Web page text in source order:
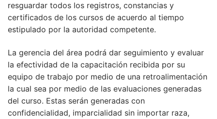
resguardar todos los registros, constancias y
certificados de los cursos de acuerdo al tiempo
estipulado por la autoridad competente.
La gerencia del área podrá dar seguimiento y evaluar
la efectividad de la capacitación recibida por su
equipo de trabajo por medio de una retroalimentación
la cual sea por medio de las evaluaciones generadas
del curso. Estas serán generadas con
confidencialidad, imparcialidad sin importar raza,